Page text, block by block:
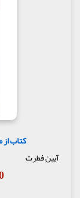
کتاب
آیین فطرت